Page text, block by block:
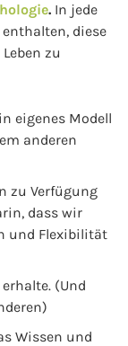
. In jede
diese
zu
eigenes Modell
anderen
zu Verfügung
dass wir
und Flexibilität
(Und
Wissen und